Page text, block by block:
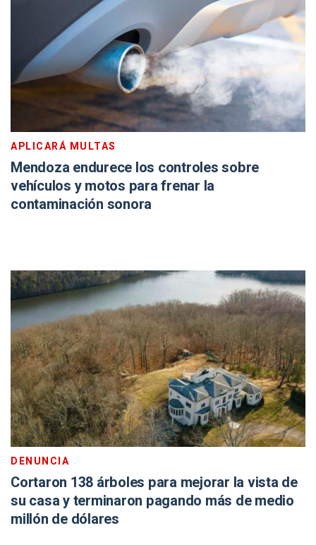
APLICARÁ MULTAS
Mendoza endurece los controles sobre
vehículos y motos para frenar la
contaminación sonora
DENUNCIA
Cortaron 138 árboles para mejorar la vista de
su casa y terminaron pagando más de medio
millón de dólares